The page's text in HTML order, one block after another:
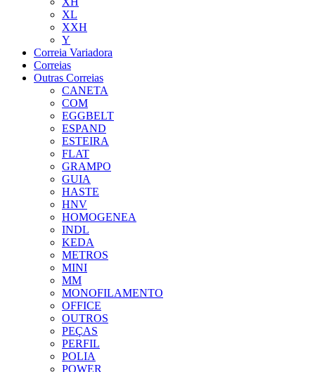
XL
XXH
Y
Correia Variadora
Correias
Outras Correias
CANETA
COM
EGGBELT
ESPAND
ESTEIRA
FLAT
GRAMPO
GUIA
HASTE
HNV
HOMOGENEA
INDL
KEDA
METROS
MINI
MM
MONOFILAMENTO
OFFICE
OUTROS
PEÇAS
PERFIL
POLIA
POWER